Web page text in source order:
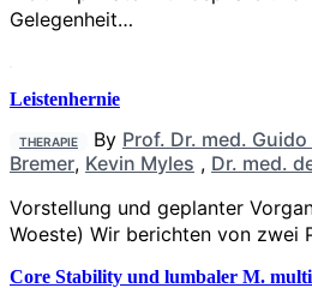
Gelegenheit…
Leistenhernie
THERAPIE By Prof. Dr. med.
Bremer, Kevin Myles , Dr. med.
Vorstellung und geplanter
Woeste) Wir berichten von zwei
Core Stability und lumbaler M.